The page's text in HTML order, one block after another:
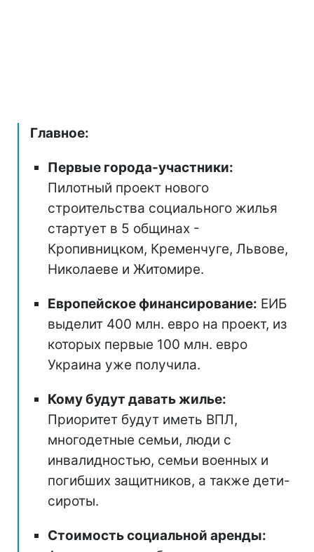
Главное:
Первые города-участники:
Пилотный проект нового
строительства социального жилья
стартует в 5 общинах -
Кропивницком, Кременчуге, Львове,
Николаеве и Житомире.
Европейское финансирование: ЕИБ
выделит 400 млн. евро на проект, из
которых первые 100 млн. евро
Украина уже получила.
Кому будут давать жилье:
Приоритет будут иметь ВПЛ,
многодетные семьи, люди с
инвалидностью, семьи военных и
погибших защитников, а также дети-
сироты.
Стоимость социальной аренды: